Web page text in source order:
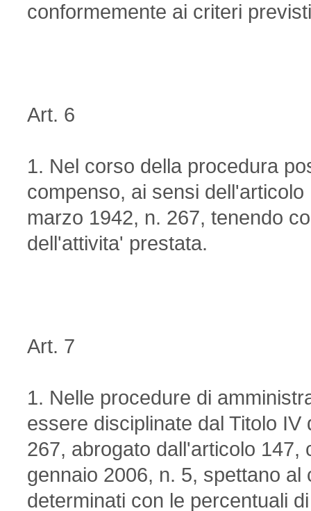
conformemente ai criteri
Art. 6
1. Nel corso della procedura
compenso, ai sensi
marzo 1942, n. 267, tenendo
dell'attivita' prestata.
Art. 7
1. Nelle procedure di
essere disciplinate dal Titolo
267, abrogato dall'articolo
gennaio 2006, n. 5, spettano
determinati con le percentuali